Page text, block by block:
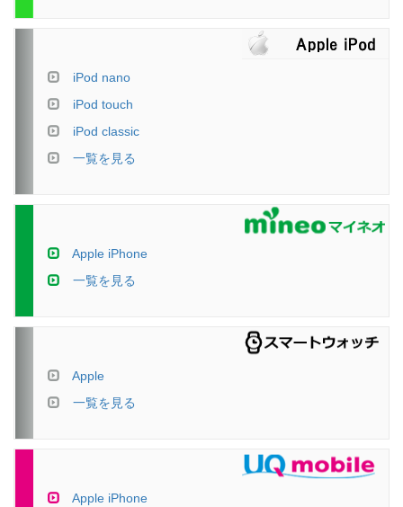
iPod nano
iPod touch
iPod classic
一覧を見る
Apple iPhone
一覧を見る
Apple
一覧を見る
Apple iPhone